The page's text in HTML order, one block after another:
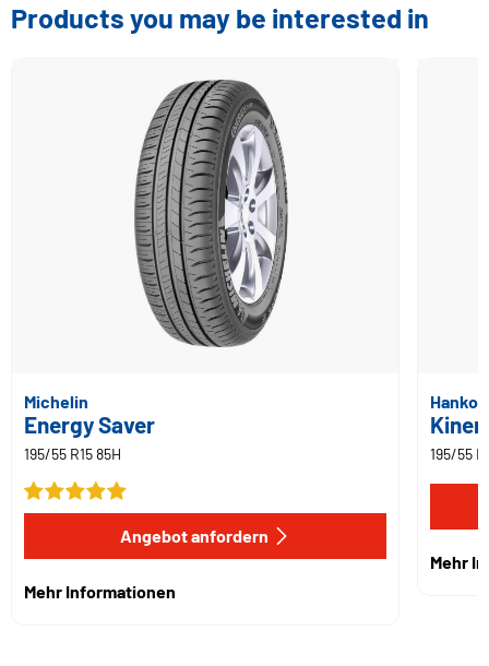
Products you may be interested in
Michelin
Energy Saver
195/55 R15 85H
Angebot anfordern
Mehr Informationen
195/55
Mehr